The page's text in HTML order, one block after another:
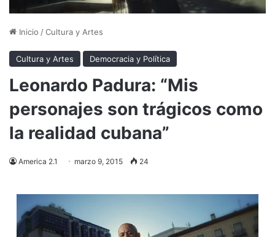
Inicio /Cultura y Artes
Cultura y Artes Democracia y Política
Leonardo Padura: “Mis
personajes son trágicos como
la realidad cubana”
America 2.1 marzo 9, 2015 24